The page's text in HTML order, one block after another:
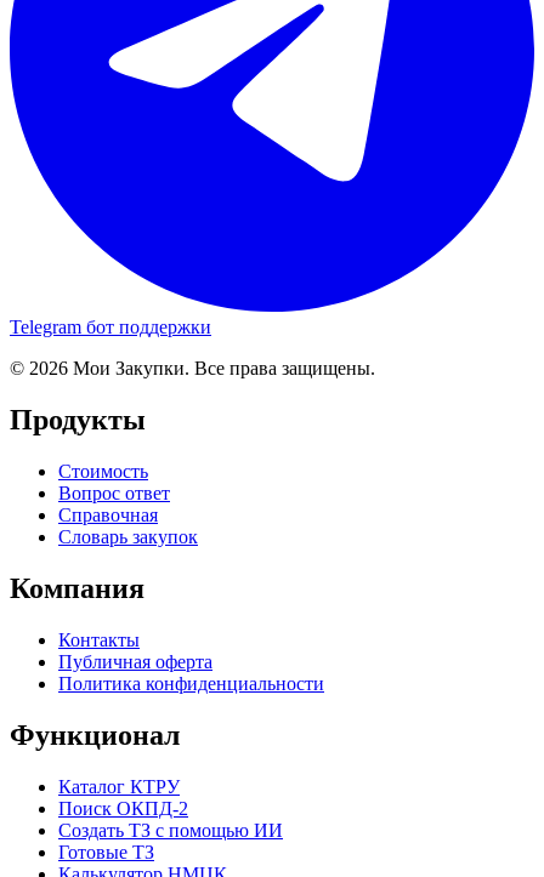
Telegram бот поддержки
© 2026 Мои Закупки. Все права защищены.
Продукты
Стоимость
Вопрос ответ
Справочная
Словарь закупок
Компания
Контакты
Публичная оферта
Политика конфиденциальности
Функционал
Каталог КТРУ
Поиск ОКПД-2
Создать ТЗ с помощью ИИ
Готовые ТЗ